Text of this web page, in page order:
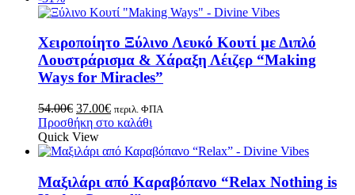
Χειροποίητο Ξύλινο Λευκό Κουτί με Διπλό
Λουστράρισμα & Χάραξη Λέιζερ “Making
Ways for Miracles”
54.00€ 37.00€ περιλ. ΦΠΑ
Προσθήκη στο καλάθι
Quick View
Μαξιλάρι από Καραβόπανο “Relax Nothing is